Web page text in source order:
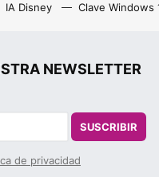
IA Disney Clave Windows
NEWSLETTER
SUSCRIBIR
de privacidad